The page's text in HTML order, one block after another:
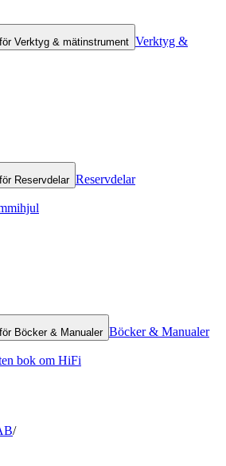
Verktyg & mätinstrument Verktyg &
Reservdelar Reservdelar
Böcker & Manualer Böcker & Manualer
bok om HiFi
/